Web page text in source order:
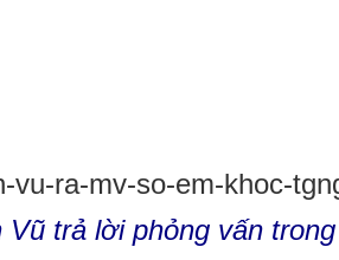
Vũ trả lời phỏng vấn